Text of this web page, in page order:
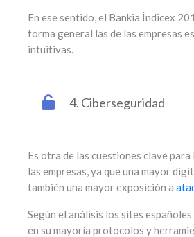
En ese sentido, el Bankia Índicex
forma general las de las empresas
intuitivas.
4. Ciberseguridad
Es otra de las cuestiones clave
las empresas, ya que una mayor
también una mayor exposición a
Según el análisis los sites
en su mayoría protocolos y